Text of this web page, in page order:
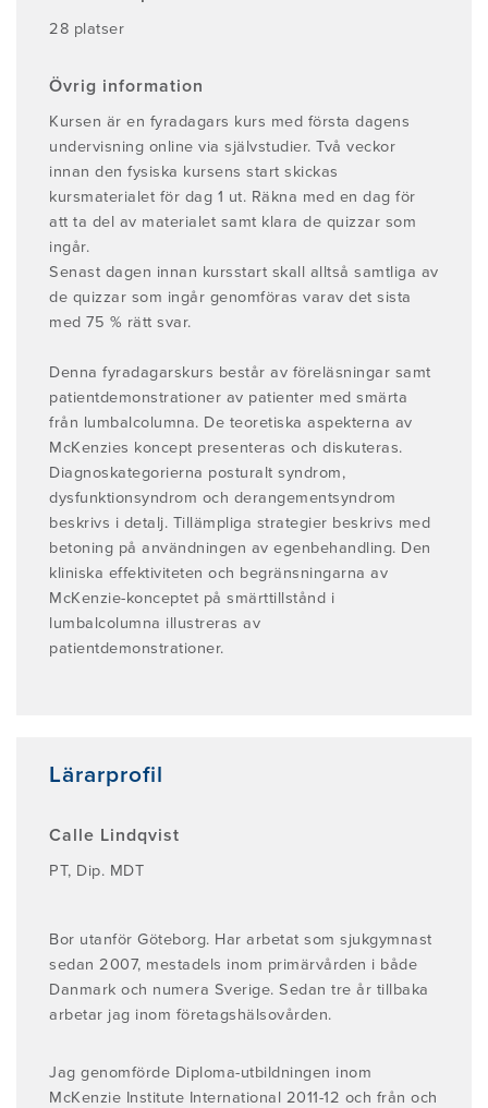
28 platser
Övrig information
Kursen är en fyradagars kurs med första dagens
undervisning online via självstudier. Två veckor
innan den fysiska kursens start skickas
kursmaterialet för dag 1 ut. Räkna med en dag för
att ta del av materialet samt klara de quizzar som
ingår.
Senast dagen innan kursstart skall alltså samtliga av
de quizzar som ingår genomföras varav det sista
med 75 % rätt svar.
Denna fyradagarskurs består av föreläsningar samt
patientdemonstrationer av patienter med smärta
från lumbalcolumna. De teoretiska aspekterna av
McKenzies koncept presenteras och diskuteras.
Diagnoskategorierna posturalt syndrom,
dysfunktionsyndrom och derangementsyndrom
beskrivs i detalj. Tillämpliga strategier beskrivs med
betoning på användningen av egenbehandling. Den
kliniska effektiviteten och begränsningarna av
McKenzie-konceptet på smärttillstånd i
lumbalcolumna illustreras av
patientdemonstrationer.
Lärarprofil
Calle Lindqvist
PT, Dip. MDT
Bor utanför Göteborg. Har arbetat som sjukgymnast
sedan 2007, mestadels inom primärvården i både
Danmark och numera Sverige. Sedan tre år tillbaka
arbetar jag inom företagshälsovården.
Jag genomförde Diploma-utbildningen inom
McKenzie Institute International 2011-12 och från och